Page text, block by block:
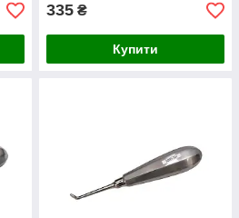
335 ₴
Купити